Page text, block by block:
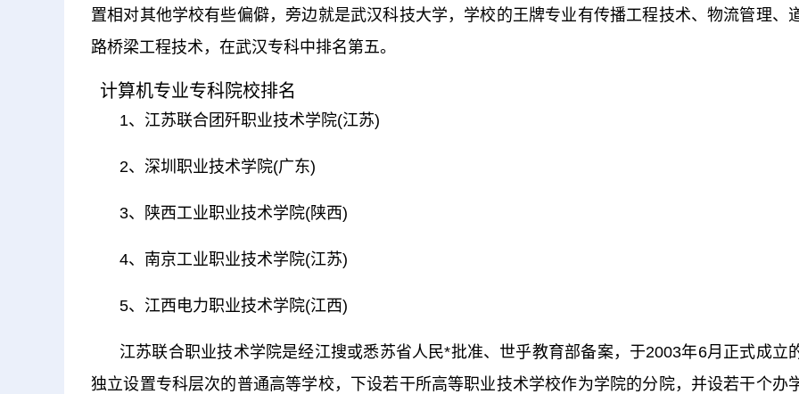
置相对其他学校有些偏僻，旁边就是武汉科技大学，学校的王牌专业有传播工程技术、物流管理、
路桥梁工程技术，在武汉专科中排名第五。
计算机专业专科院校排名
1、江苏联合团歼职业技术学院(江苏)
2、深圳职业技术学院(广东)
3、陕西工业职业技术学院(陕西)
4、南京工业职业技术学院(江苏)
5、江西电力职业技术学院(江西)
江苏联合职业技术学院是经江搜或悉苏省人民*批准、世乎教育部备案，于2003年6月正式成立
独立设置专科层次的普通高等学校，下设若干所高等职业技术学校作为学院的分院，并设若干个办